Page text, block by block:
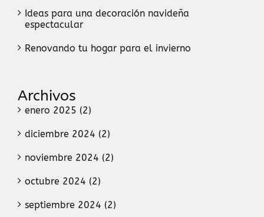
Ideas para una decoración navideña
espectacular
Renovando tu hogar para el invierno
Archivos
enero 2025 (2)
diciembre 2024 (2)
noviembre 2024 (2)
octubre 2024 (2)
septiembre 2024 (2)